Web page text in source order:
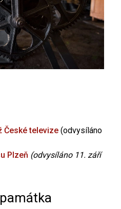
České televize (odvysíláno
Plzeň (odvysíláno 11. září